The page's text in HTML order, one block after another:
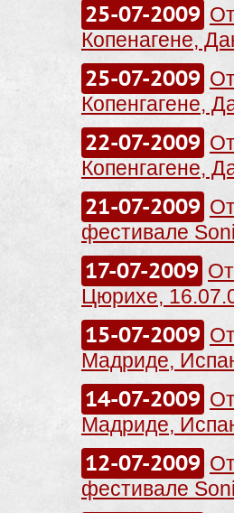
25-07-2009
Копенагене,
25-07-2009
Копенгагене,
22-07-2009
Копенгагене,
21-07-2009
фестивале
17-07-2009
Цюрихе,
15-07-2009
Мадриде,
14-07-2009
Мадриде,
12-07-2009
фестивале